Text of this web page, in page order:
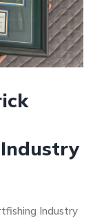
Industry